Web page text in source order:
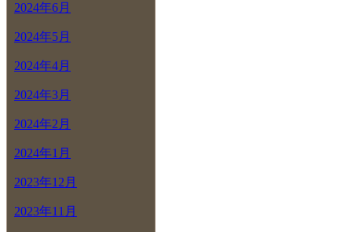
2024年6月
2024年5月
2024年4月
2024年3月
2024年2月
2024年1月
2023年12月
2023年11月